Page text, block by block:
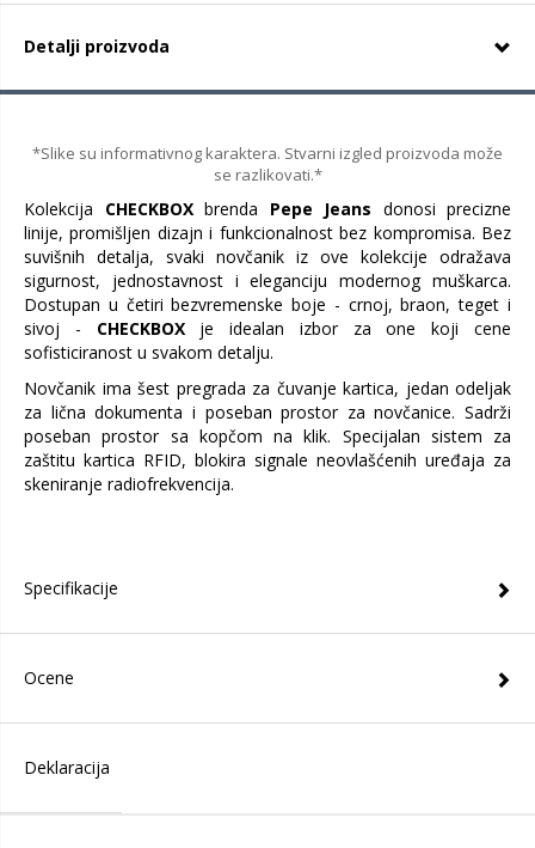
Detalji proizvoda
*Slike su informativnog karaktera. Stvarni izgled proizvoda može
se razlikovati.*
Kolekcija CHECKBOX brenda Pepe Jeans donosi precizne
linije, promišljen dizajn i funkcionalnost bez kompromisa. Bez
suvišnih detalja, svaki novčanik iz ove kolekcije odražava
sigurnost, jednostavnost i eleganciju modernog muškarca.
Dostupan u četiri bezvremenske boje - crnoj, braon, teget i
sivoj - CHECKBOX je idealan izbor za one koji cene
sofisticiranost u svakom detalju.
Novčanik ima šest pregrada za čuvanje kartica, jedan odeljak
za lična dokumenta i poseban prostor za novčanice. Sadrži
poseban prostor sa kopčom na klik. Specijalan sistem za
zaštitu kartica RFID, blokira signale neovlašćenih uređaja za
skeniranje radiofrekvencija.
Specifikacije
Ocene
Deklaracija